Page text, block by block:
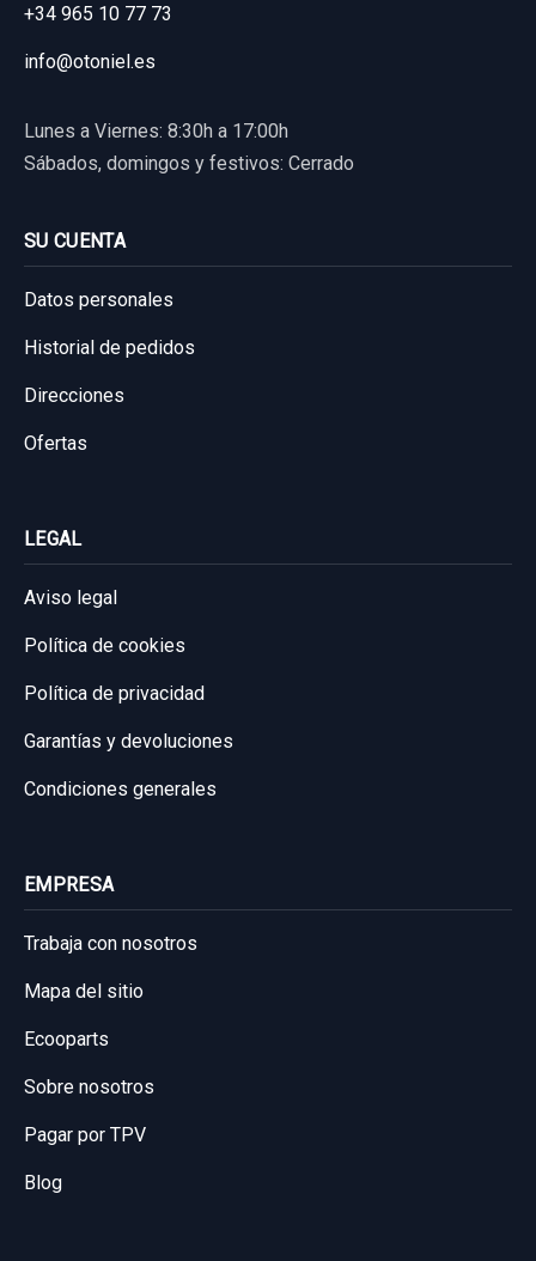
+34 965 10 77 73
info@otoniel.es
Lunes a Viernes: 8:30h a 17:00h
Sábados, domingos y festivos: Cerrado
SU CUENTA
Datos personales
Historial de pedidos
Direcciones
Ofertas
LEGAL
Aviso legal
Política de cookies
Política de privacidad
Garantías y devoluciones
Condiciones generales
EMPRESA
Trabaja con nosotros
Mapa del sitio
Ecooparts
Sobre nosotros
Pagar por TPV
Blog